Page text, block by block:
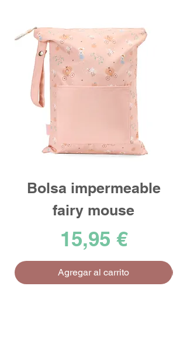
Bolsa impermeable
fairy mouse
Precio
15,95 €
Agregar al carrito